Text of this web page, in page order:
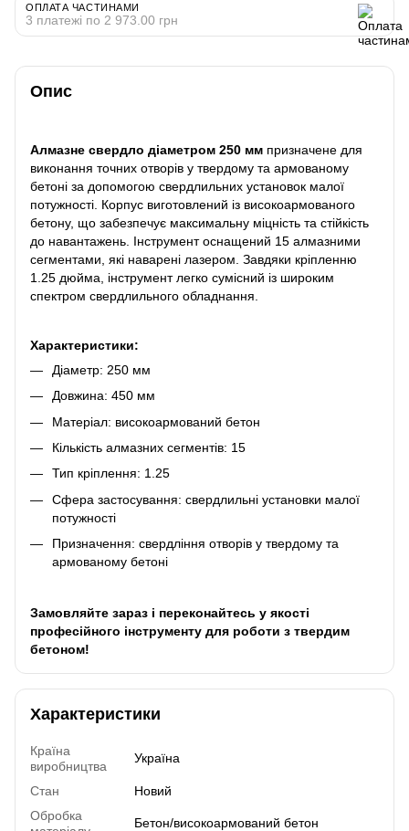
ОПЛАТА ЧАСТИНАМИ
3 платежі по 2 973.00 грн
Опис
Алмазне свердло діаметром 250 мм призначене для
виконання точних отворів у твердому та армованому
бетоні за допомогою свердлильних установок малої
потужності. Корпус виготовлений із високоармованого
бетону, що забезпечує максимальну міцність та стійкість
до навантажень. Інструмент оснащений 15 алмазними
сегментами, які наварені лазером. Завдяки кріпленню
1.25 дюйма, інструмент легко сумісний із широким
спектром свердлильного обладнання.
Характеристики:
Діаметр: 250 мм
Довжина: 450 мм
Матеріал: високоармований бетон
Кількість алмазних сегментів: 15
Тип кріплення: 1.25
Сфера застосування: свердлильні установки малої
потужності
Призначення: свердління отворів у твердому та
армованому бетоні
Замовляйте зараз і переконайтесь у якості
професійного інструменту для роботи з твердим
бетоном!
Характеристики
Країна
виробництва
Україна
Стан
Новий
Обробка
Бетон/високоармований бетон